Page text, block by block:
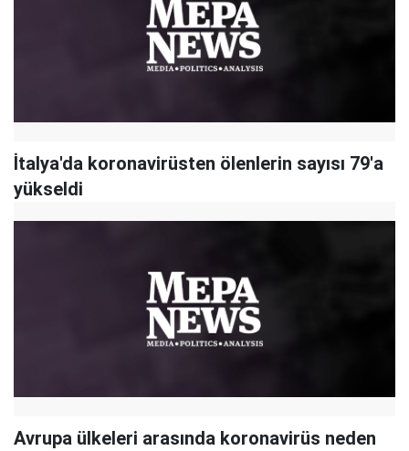
İtalya'da koronavirüsten ölenlerin sayısı 79'a
yükseldi
Avrupa ülkeleri arasında koronavirüs neden